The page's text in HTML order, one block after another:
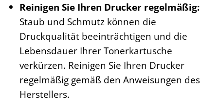
Reinigen Sie Ihren Drucker regelmäßig:
Staub und Schmutz können die
Druckqualität beeinträchtigen und die
Lebensdauer Ihrer Tonerkartusche
verkürzen. Reinigen Sie Ihren Drucker
regelmäßig gemäß den Anweisungen des
Herstellers.